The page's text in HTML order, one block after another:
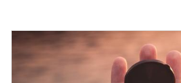
Imagen